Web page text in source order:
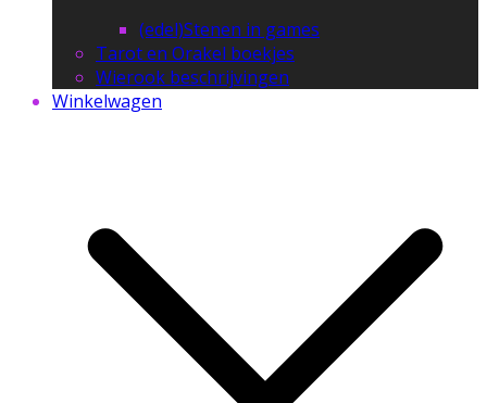
(edel)Stenen in games
Tarot en Orakel boekjes
Wierook beschrijvingen
Winkelwagen